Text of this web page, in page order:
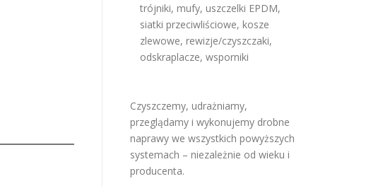
trójniki, mufy, uszczelki EPDM,
siatki przeciwliściowe, kosze
zlewowe, rewizje/czyszczaki,
odskraplacze, wsporniki
Czyszczemy, udrażniamy,
przeglądamy i wykonujemy drobne
naprawy we wszystkich powyższych
systemach – niezależnie od wieku i
producenta.